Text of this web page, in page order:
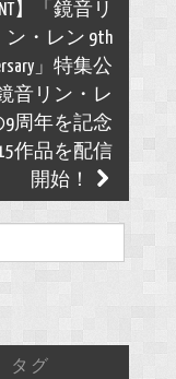
】「鏡音リ
ン・レン 9th
」特集公
音リン・レ
9周年を記念
作品を配信
開始！
タグ